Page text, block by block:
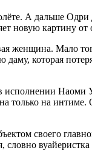
А дальше
новую картину от
женщина. Мало
которая
Наоми
только на
своего
вуайеристка